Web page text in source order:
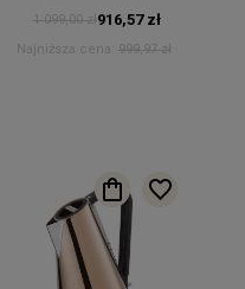
1 099,00 zł916,57 zł
Najniższa cena: 999,97 zł